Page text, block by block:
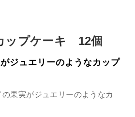
ップケーキ 12個
ジュエリーのようなカップ
果実がジュエリーのようなカ